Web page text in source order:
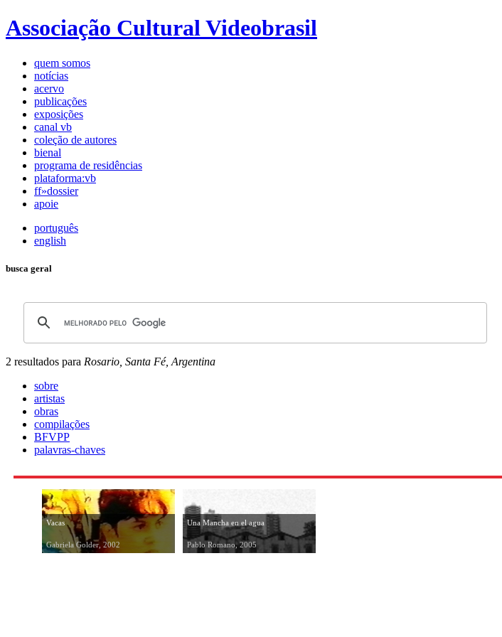
Associação Cultural Videobrasil
quem somos
notícias
acervo
publicações
exposições
canal vb
coleção de autores
bienal
programa de residências
plataforma:vb
ff»dossier
apoie
português
english
busca geral
2 resultados para Rosario, Santa Fé, Argentina
sobre
artistas
obras
compilações
BFVPP
palavras-chaves
Vacas
Gabriela Golder, 2002
Una Mancha en el agua
Pablo Romano, 2005